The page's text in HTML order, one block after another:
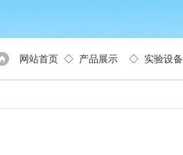
网站首页 ◇ 产品展示 ◇ 实验设备